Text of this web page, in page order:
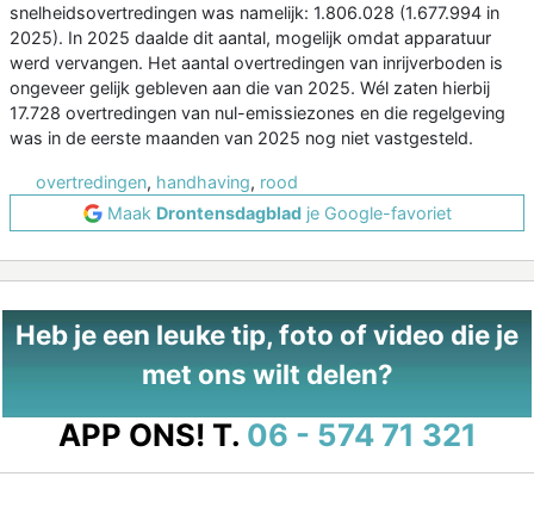
snelheidsovertredingen was namelijk: 1.806.028 (1.677.994 in
2025). In 2025 daalde dit aantal, mogelijk omdat apparatuur
werd vervangen. Het aantal overtredingen van inrijverboden is
ongeveer gelijk gebleven aan die van 2025. Wél zaten hierbij
17.728 overtredingen van nul-emissiezones en die regelgeving
was in de eerste maanden van 2025 nog niet vastgesteld.
overtredingen, handhaving, rood
Maak Drontensdagbladje Google-favoriet
Heb je een leuke tip, foto of video die je
met ons wilt delen?
APP ONS! T. 06 - 574 71 321